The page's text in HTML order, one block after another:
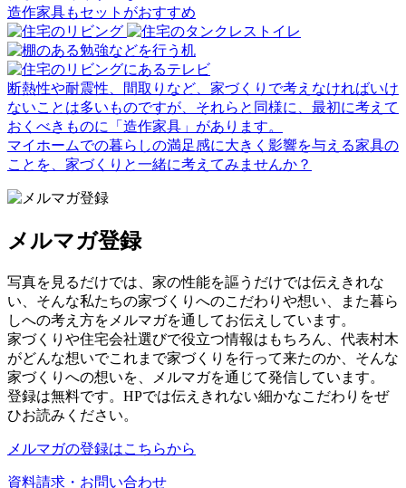
造作家具もセット がおすすめ
断熱性や耐震性、間取りなど、家づくりで考えなければいけ
ないことは多いものですが、それらと同様に、最初に考えて
おくべきものに「造作家具」があります。
マイホームでの暮らしの満足感に大きく影響を与える家具の
ことを、家づくりと一緒に考えてみませんか？
メルマガ登録
写真を見るだけでは、家の性能を謳うだけでは伝えきれな
い、そんな私たちの家づくりへのこだわりや想い、また暮ら
しへの考え方をメルマガを通してお伝えしています。
家づくりや住宅会社選びで役立つ情報はもちろん、代表村木
がどんな想いでこれまで家づくりを行って来たのか、そんな
家づくりへの想いを、メルマガを通じて発信しています。
登録は無料です。HPでは伝えきれない細かなこだわりをぜ
ひお読みください。
メルマガの登録はこちらから
資料請求・お問い合わせ